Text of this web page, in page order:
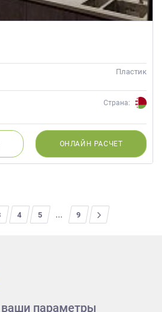
Пластик
Страна:
ОНЛАЙН РАСЧЕТ
4 5 ... 9
>
параметры